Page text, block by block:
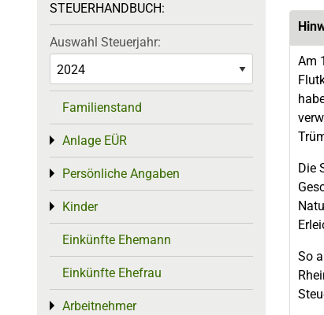
Am
Die
So
STEUERHANDBUCH:
Auswahl Steuerjahr:
Familienstand
Anlage EÜR
Toggle menu
Persönliche Angaben
Toggle menu
Kinder
Toggle menu
Einkünfte Ehemann
Einkünfte Ehefrau
Arbeitnehmer
Toggle menu